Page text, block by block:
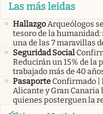
Las más leidas
Hallazgo Arqueólogos
tesoro de la
una de las 7 maravillas
Seguridad Social
Reducirán un 15% de la
trabajado más de 40
Pasaporte Confirmado |
Alicante y Gran Canaria
quienes posterguen la